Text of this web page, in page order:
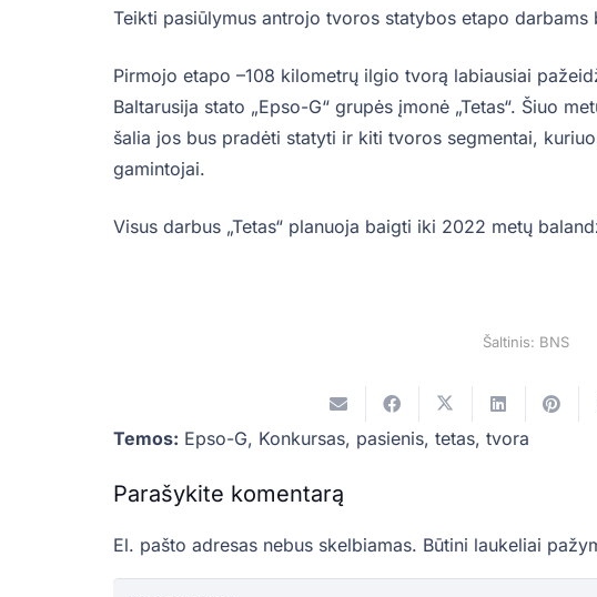
Teikti pasiūlymus antrojo tvoros statybos etapo
Pirmojo etapo –108 kilometrų ilgio tvorą labiausiai
Baltarusija stato „Epso-G“ grupės įmonė „Tetas“. Šiuo
šalia jos bus pradėti statyti ir kiti tvoros segmentai,
gamintojai.
Visus darbus „Tetas“ planuoja baigti iki 2022 metų
Šaltinis: BNS
Temos: Epso-G, Konkursas, pasienis, tetas, tvora
Parašykite komentarą
El. pašto adresas nebus skelbiamas. Būtini laukeliai